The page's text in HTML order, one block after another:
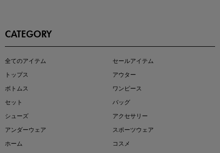
即戦力アイテム続々対象
CATEGORY
全てのアイテム
セールアイテム
トップス
アウター
ボトムス
ワンピース
セット
バッグ
シューズ
アクセサリー
アンダーウェア
スポーツウェア
ホーム
コスメ